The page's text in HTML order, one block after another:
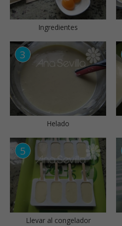
Ingredientes
Helado
Llevar al congelador